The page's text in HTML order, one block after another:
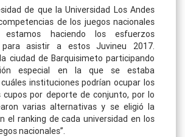
de que la Universidad Los Andes
de los juegos nacionales
estamos haciendo los esfuerzos
para asistir a estos Juvineu 2017.
ciudad de Barquisimeto participando
especial en la que se estaba
instituciones podrían ocupar los
por deporte de conjunto, por lo
varias alternativas y se eligió la
el ranking de cada universidad en los
nacionales”.